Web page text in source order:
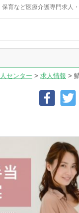
育など医療介護専門求人
センター > 求人情報 >